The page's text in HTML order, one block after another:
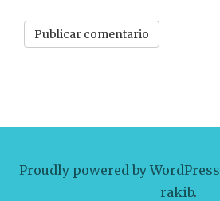
Proudly powered by WordPress
rakib.